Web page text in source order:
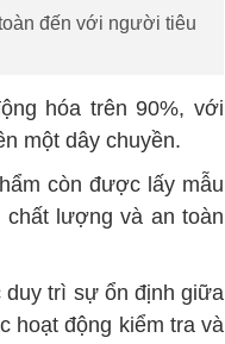
đến với người tiêu
hóa trên 90%, với
một dây chuyền.
còn được lấy mẫu
lượng và an toàn
trì sự ổn định giữa
hoạt động kiểm tra và